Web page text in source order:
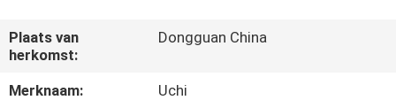
FABRIEKSREIS
Plaats van
herkomst:
Dongguan China
Merknaam:
Uchi